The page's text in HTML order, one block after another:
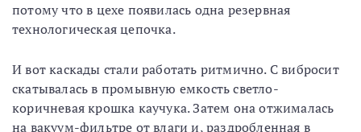
потому что в цехе появилась одна резервная
технологическая цепочка.
И вот каскады стали работать ритмично. С вибросит
скатывалась в промывную емкость светло-
коричневая крошка каучука. Затем она отжималась
на вакуум-фильтре от влаги и, раздробленная в